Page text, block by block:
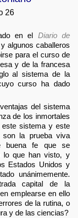
26
en el Diario de
algunos caballeros
para el curso de
y de la francesa
al sistema de la
curso ha dado
del sistema
de los inmortales
este sistema y este
son la prueba viva
buena fe que se
lo que han visto, y
Estados Unidos y
unánimemente.
capital de la
emplearse en ello
de la rutina, o
y de las ciencias?